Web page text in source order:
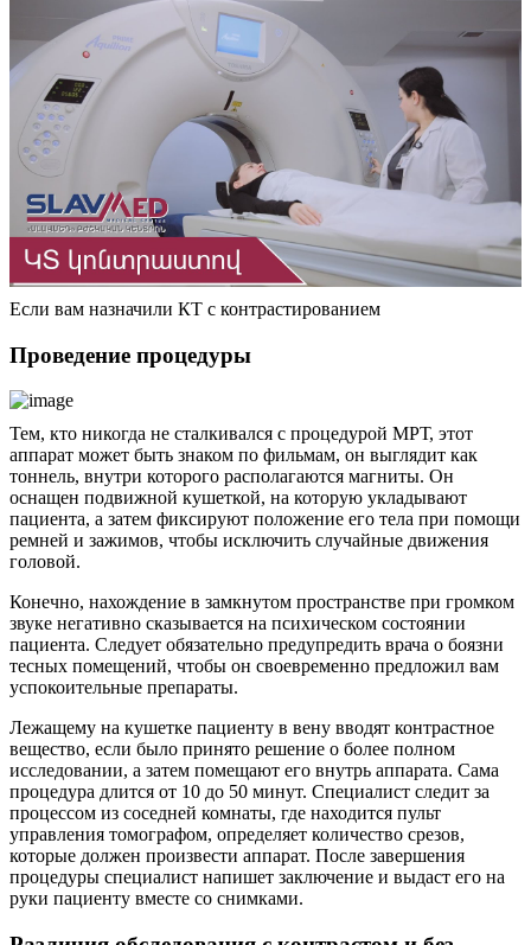
Если вам назначили КТ с контрастированием
Проведение процедуры
Тем, кто никогда не сталкивался с процедурой МРТ, этот
аппарат может быть знаком по фильмам, он выглядит как
тоннель, внутри которого располагаются магниты. Он
оснащен подвижной кушеткой, на которую укладывают
пациента, а затем фиксируют положение его тела при помощи
ремней и зажимов, чтобы исключить случайные движения
головой.
Конечно, нахождение в замкнутом пространстве при громком
звуке негативно сказывается на психическом состоянии
пациента. Следует обязательно предупредить врача о боязни
тесных помещений, чтобы он своевременно предложил вам
успокоительные препараты.
Лежащему на кушетке пациенту в вену вводят контрастное
вещество, если было принято решение о более полном
исследовании, а затем помещают его внутрь аппарата. Сама
процедура длится от 10 до 50 минут. Специалист следит за
процессом из соседней комнаты, где находится пульт
управления томографом, определяет количество срезов,
которые должен произвести аппарат. После завершения
процедуры специалист напишет заключение и выдаст его на
руки пациенту вместе со снимками.